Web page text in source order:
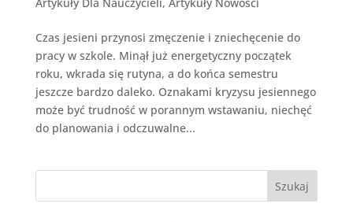
Czas jesieni przynosi zmęczenie i zniechęcenie do
pracy w szkole. Minął już energetyczny początek
roku, wkrada się rutyna, a do końca semestru
jeszcze bardzo daleko. Oznakami kryzysu jesiennego
może być trudność w porannym wstawaniu, niechęć
do planowania i odczuwalne...
Szukaj